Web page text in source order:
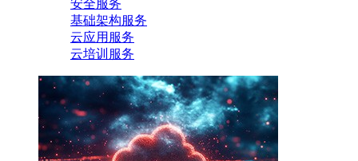
安全服务
基础架构服务
云应用服务
云培训服务